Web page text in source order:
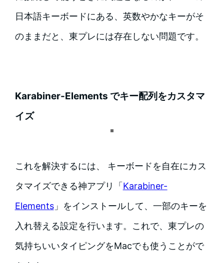
日本語キーボードにある、英数やかなキーがそ
のままだと、東プレには存在しない問題です。
Karabiner-Elements でキー配列をカスタマ
イズ
これを解決するには、 キーボードを自在にカス
タマイズできる神アプリ「 Karabiner-
Elements」をインストールして、一部のキーを
入れ替える設定を行います。これで、東プレの
気持ちいいタイピングをMacでも使うことがで